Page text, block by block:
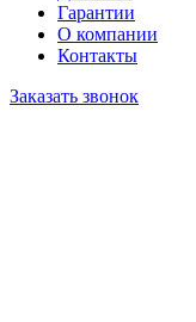
Гарантии
О компании
Контакты
Заказать звонок